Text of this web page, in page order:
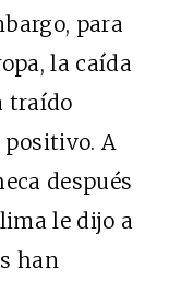
para
la caída
traído
A
después
le dijo a
han